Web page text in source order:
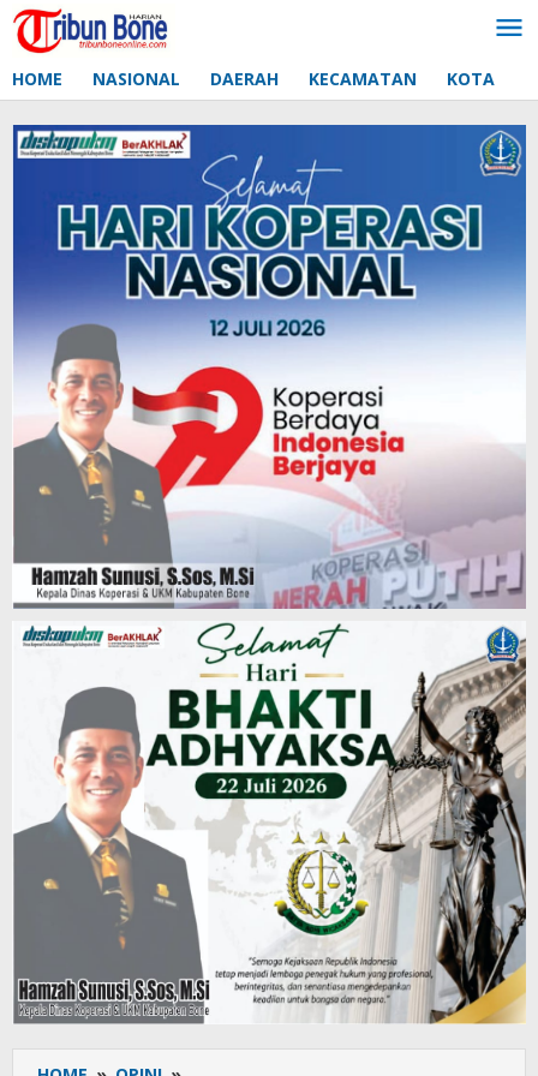
Lewati
ke
HOME NASIONAL DAERAH KECAMATAN KOTA